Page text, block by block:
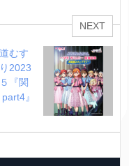
NEXT
むす
2023
『関
』